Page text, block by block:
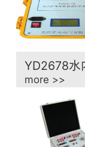
YD2678水
more >>